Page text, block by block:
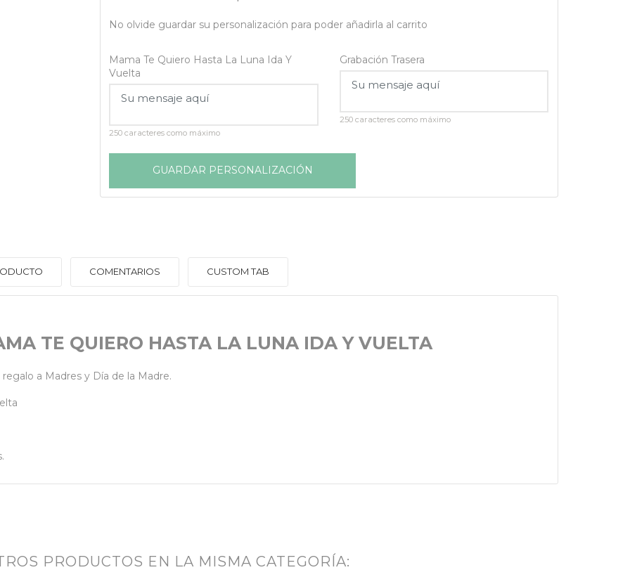
No olvide guardar su personalización para poder añadirla al carrito
Mama Te Quiero Hasta La Luna Ida Y
Vuelta
250 caracteres como máximo
Grabación Trasera
250 caracteres como máximo
GUARDAR PERSONALIZACIÓN
COMENTARIOS CUSTOM TAB
TE QUIERO HASTA LA LUNA IDA Y VUELTA
a Madres y Día de la Madre.
PRODUCTOS EN LA MISMA CATEGORÍA: